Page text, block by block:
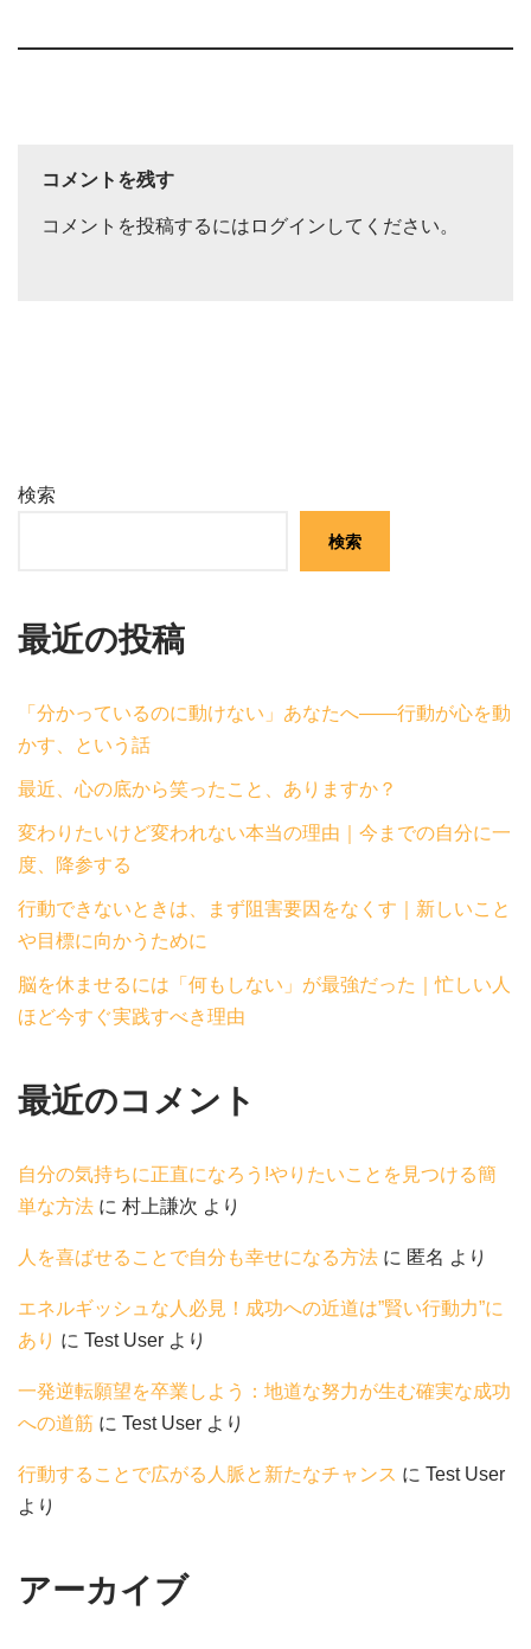
コメントを残す
コメントを投稿するには ログイン してください。
検索
検索
最近の投稿
「分かっているのに動けない」あなたへ——行動が心を動
かす、という話
最近、心の底から笑ったこと、ありますか？
変わりたいけど変われない本当の理由｜今までの自分に一
度、降参する
行動できないときは、まず阻害要因をなくす｜新しいこと
や目標に向かうために
脳を休ませるには「何もしない」が最強だった｜忙しい人
ほど今すぐ実践すべき理由
最近のコメント
自分の気持ちに正直になろう!やりたいことを見つける簡
単な方法 に 村上謙次 より
人を喜ばせることで自分も幸せになる方法 に 匿名 より
エネルギッシュな人必見！成功への近道は”賢い行動力”に
あり に Test User より
一発逆転願望を卒業しよう：地道な努力が生む確実な成功
への道筋 に Test User より
行動することで広がる人脈と新たなチャンス に Test User
より
アーカイブ